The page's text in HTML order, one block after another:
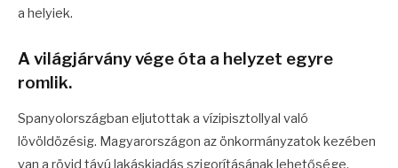
a helyiek.
A világjárvány vége óta a helyzet egyre
romlik.
Spanyolországban eljutottak a vízipisztollyal való
lövöldözésig. Magyarországon az önkormányzatok kezében
van a rövid távú lakáskiadás szigorításának lehetősége,